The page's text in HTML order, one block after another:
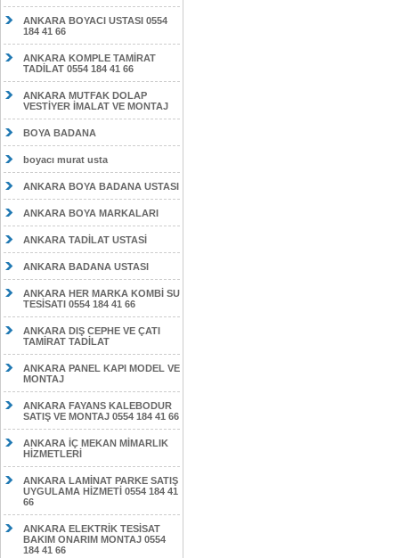
ANKARA BOYACI USTASI 0554
184 41 66
ANKARA KOMPLE TAMİRAT
TADİLAT 0554 184 41 66
ANKARA MUTFAK DOLAP
VESTİYER İMALAT VE MONTAJ
BOYA BADANA
boyacı murat usta
ANKARA BOYA BADANA USTASI
ANKARA BOYA MARKALARI
ANKARA TADİLAT USTASİ
ANKARA BADANA USTASI
ANKARA HER MARKA KOMBİ SU
TESİSATI 0554 184 41 66
ANKARA DIŞ CEPHE VE ÇATI
TAMİRAT TADİLAT
ANKARA PANEL KAPI MODEL VE
MONTAJ
ANKARA FAYANS KALEBODUR
SATIŞ VE MONTAJ 0554 184 41 66
ANKARA İÇ MEKAN MİMARLIK
HİZMETLERİ
ANKARA LAMİNAT PARKE SATIŞ
UYGULAMA HİZMETİ 0554 184 41
66
ANKARA ELEKTRİK TESİSAT
BAKIM ONARIM MONTAJ 0554
184 41 66